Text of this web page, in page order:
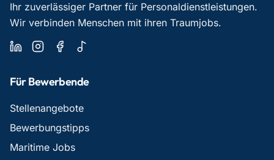
Ihr zuverlässiger Partner für Personaldienstleistungen.
Wir verbinden Menschen mit ihren Traumjobs.
Für Bewerbende
Stellenangebote
Bewerbungstipps
Maritime Jobs